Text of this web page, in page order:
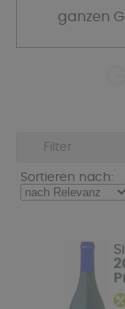
ganzen
Filter
Sortieren nach: